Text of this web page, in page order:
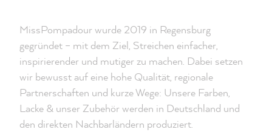
MissPompadour wurde 2019 in Regensburg
gegründet – mit dem Ziel, Streichen einfacher,
inspirierender und mutiger zu machen. Dabei setzen
wir bewusst auf eine hohe Qualität, regionale
Partnerschaften und kurze Wege: Unsere Farben,
Lacke & unser Zubehör werden in Deutschland und
den direkten Nachbarländern produziert.